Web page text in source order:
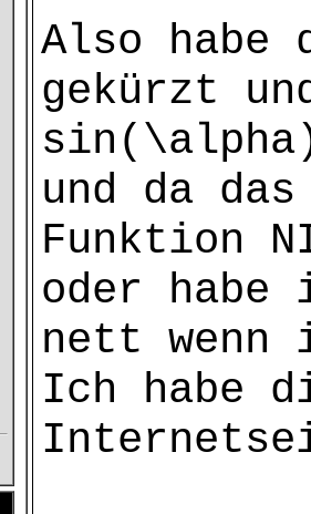
Also habe
gekürzt
und da
Funktion
oder habe
nett wenn
Ich habe